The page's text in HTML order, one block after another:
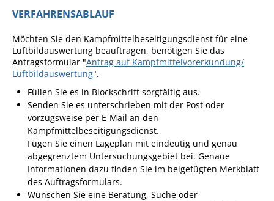
Mängelmeldung online
Winterdienst
Gutachterausschuss
Organspende
Gleichstellung
Selbstbestimmung
Fachstelle
Wohnungssicherung
VERFAHRENSABLAUF
Möchten Sie den Kampfmittelbeseitigungsdienst für eine
Luftbildauswertung beauftragen, benötigen Sie das
Antragsformular "Antrag auf Kampfmittelvorerkundung/
Luftbildauswertung".
Füllen Sie es in Blockschrift sorgfältig aus.
Senden Sie es unterschrieben mit der Post oder
vorzugsweise per E-Mail an den
Kampfmittelbeseitigungsdienst.
Fügen Sie einen Lageplan mit eindeutig und genau
abgegrenztem Untersuchungsgebiet bei. Genaue
Informationen dazu finden Sie im beigefügten Merkblatt
des Auftragsformulars.
Wünschen Sie eine Beratung, Suche oder